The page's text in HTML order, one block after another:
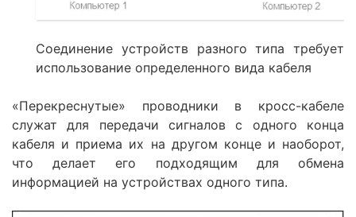
Соединение устройств разного типа требует
использование определенного вида кабеля
«Перекреснутые» проводники в кросс-кабеле
служат для передачи сигналов с одного конца
кабеля и приема их на другом конце и наоборот,
что делает его подходящим для обмена
информацией на устройствах одного типа.